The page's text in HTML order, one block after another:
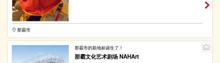
那霸市
那霸市的新地标诞生了！
那霸文化艺术剧场 NAHArt